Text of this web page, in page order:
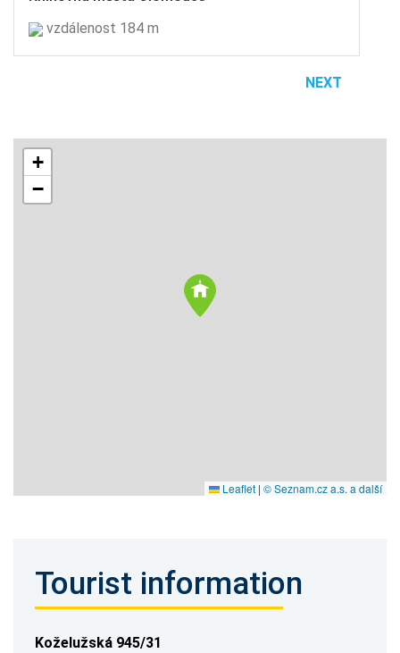
vzdálenost 184 m
NEXT
+
−
Leaflet | © Seznam.cz a.s. a další
Tourist information
Koželužská 945/31